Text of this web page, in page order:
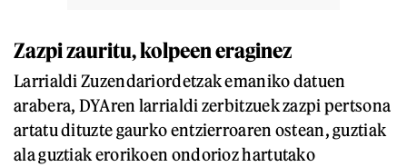
Zazpi zauritu, kolpeen eraginez
Larrialdi Zuzendariordetzak emaniko datuen
arabera, DYAren larrialdi zerbitzuek zazpi pertsona
artatu dituzte gaurko entzierroaren ostean, guztiak
ala guztiak erorikoen ondorioz hartutako